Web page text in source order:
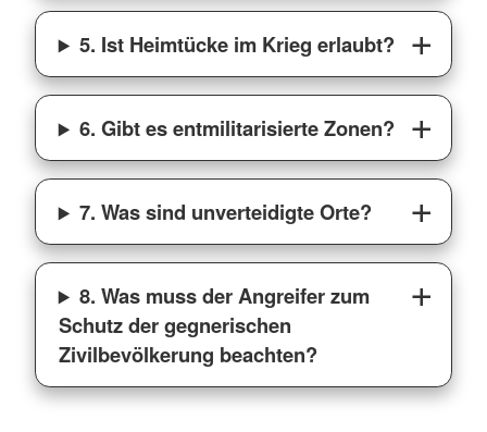
5. Ist Heimtücke im Krieg erlaubt?
6. Gibt es entmilitarisierte Zonen?
7. Was sind unverteidigte Orte?
8. Was muss der Angreifer zum
Schutz der gegnerischen
Zivilbevölkerung beachten?